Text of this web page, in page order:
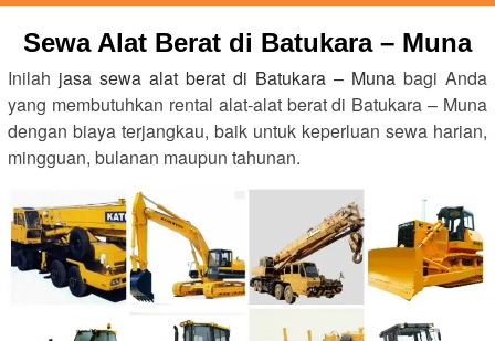
Sewa Alat Berat di Batukara – Muna
Inilah jasa sewa alat berat di Batukara – Muna bagi Anda
yang membutuhkan rental alat-alat berat di Batukara – Muna
dengan biaya terjangkau, baik untuk keperluan sewa harian,
mingguan, bulanan maupun tahunan.